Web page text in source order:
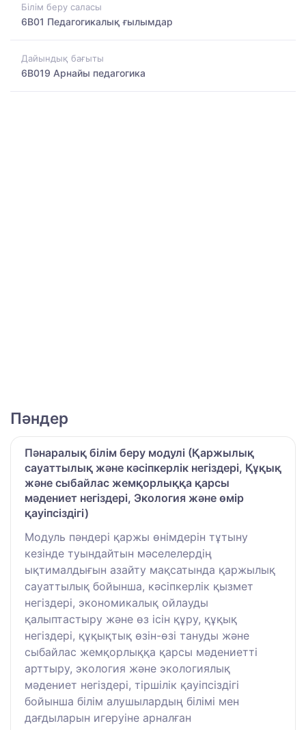
Білім беру саласы
6B01 Педагогикалық ғылымдар
Дайындық бағыты
6B019 Арнайы педагогика
Пәндер
Пәнаралық білім беру модулі (Қаржылық
сауаттылық және кәсіпкерлік негіздері, Құқық
және сыбайлас жемқорлыққа қарсы
мәдениет негіздері, Экология және өмір
қауіпсіздігі)
Модуль пәндері қаржы өнімдерін тұтыну
кезінде туындайтын мәселелердің
ықтималдығын азайту мақсатында қаржылық
сауаттылық бойынша, кәсіпкерлік қызмет
негіздері, экономикалық ойлауды
қалыптастыру және өз ісін құру, құқық
негіздері, құқықтық өзін-өзі тануды және
сыбайлас жемқорлыққа қарсы мәдениетті
арттыру, экология және экологиялық
мәдениет негіздері, тіршілік қауіпсіздігі
бойынша білім алушылардың білімі мен
дағдыларын игеруіне арналған